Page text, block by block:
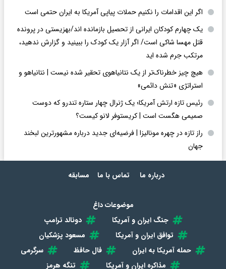
اگر این اقدامات را نکنیم حملات پیاپی آمریکا به ایران حتمی است
یک چهارم کودکان ایرانی از تحصیل بازمانده اند/بهزیستی در پرونده
قتل مهسا شاکی است/ اگر آزار یک کودک را ببینید و گزارش ندهید،
مرتکب جرم شده اید
هیچ چیز خطرناک‌تر از یک نتانیاهوی تحقیر شده نیست | نتانیاهو و
استراتژی «تنش دائمی»
رئیس تازه ارتش آمریکا؛ یک ژنرال چهار ستاره تندرو که دوست
صمیمی هگست است | کریستوفر لانو کیست؟
راز تازه در چهره مونالیزا | فرضیه‌ای جدید درباره مشهورترین لبخند
جهان
درباره ما تماس با ما مسابقه
موضوعات داغ
جنگ ایران و آمریکا
دونالد ترامپ
توافق ایران و آمریکا
مسعود پزشکیان
حمله آمریکا به ایران
فال حافظ
سرگرمی
مذاکره ایران و آمریکا
تنگه هرمز